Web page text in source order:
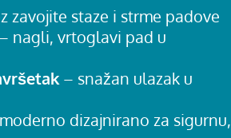
zavojite staze i strme padove
– nagli, vrtoglavi pad u
– snažan ulazak u
dizajnirano za sigurnu,